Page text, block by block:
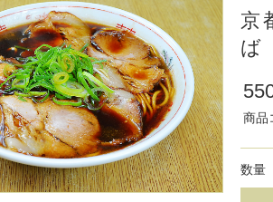
京
商品
数量